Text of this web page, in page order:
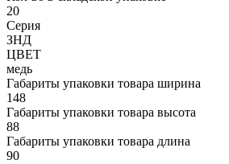
20
Серия
ЗНД
ЦВЕТ
медь
Габариты упаковки товара ширина
148
Габариты упаковки товара высота
88
Габариты упаковки товара длина
90